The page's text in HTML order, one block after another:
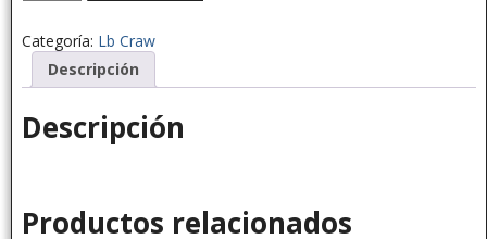
Categoría: Lb Craw
Descripción
Descripción
Productos relacionados